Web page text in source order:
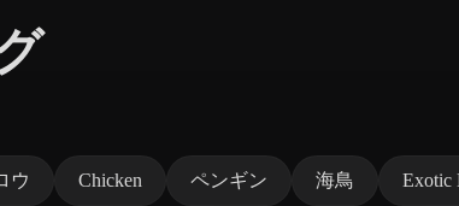
ウ Chicken ペンギン 海鳥 Exotic